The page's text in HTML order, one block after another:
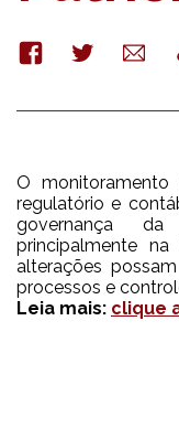
FacebookTwitterE-
mail
O
regulatório e
governança
principalmente
alterações
processos e
Leia mais: clique